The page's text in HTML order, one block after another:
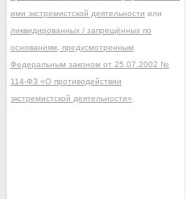
ими экстремистской деятельности или
ликвидированных / запрещённых по
основаниям, предусмотренным
Федеральным законом от 25.07.2002 №
114-ФЗ «О противодействии
экстремистской деятельности»